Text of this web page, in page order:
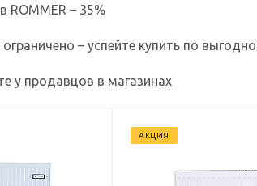
– 35%
– успейте купить по
у продавцов в магазинах
АКЦИЯ